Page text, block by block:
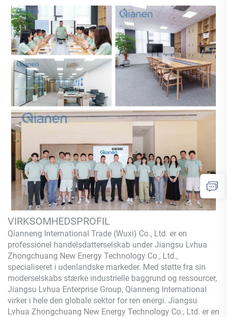
VIRKSOMHEDSPROFIL
Qianneng International Trade (Wuxi) Co., Ltd. er en
professionel handelsdatterselskab under Jiangsu Lvhua
Zhongchuang New Energy Technology Co., Ltd.,
specialiseret i udenlandske markeder. Med støtte fra sin
moderselskabs stærke industrielle baggrund og ressourcer,
Jiangsu Lvhua Enterprise Group, Qianneng International
virker i hele den globale sektor for ren energi. Jiangsu
Lvhua Zhongchuang New Energy Technology Co., Ltd. er en